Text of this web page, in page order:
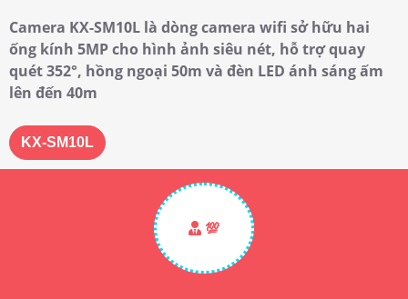
Camera KX-SM10L là dòng camera wifi sở hữu hai
ống kính 5MP cho hình ảnh siêu nét, hỗ trợ quay
quét 352°, hồng ngoại 50m và đèn LED ánh sáng ấm
lên đến 40m
KX-SM10L
💯